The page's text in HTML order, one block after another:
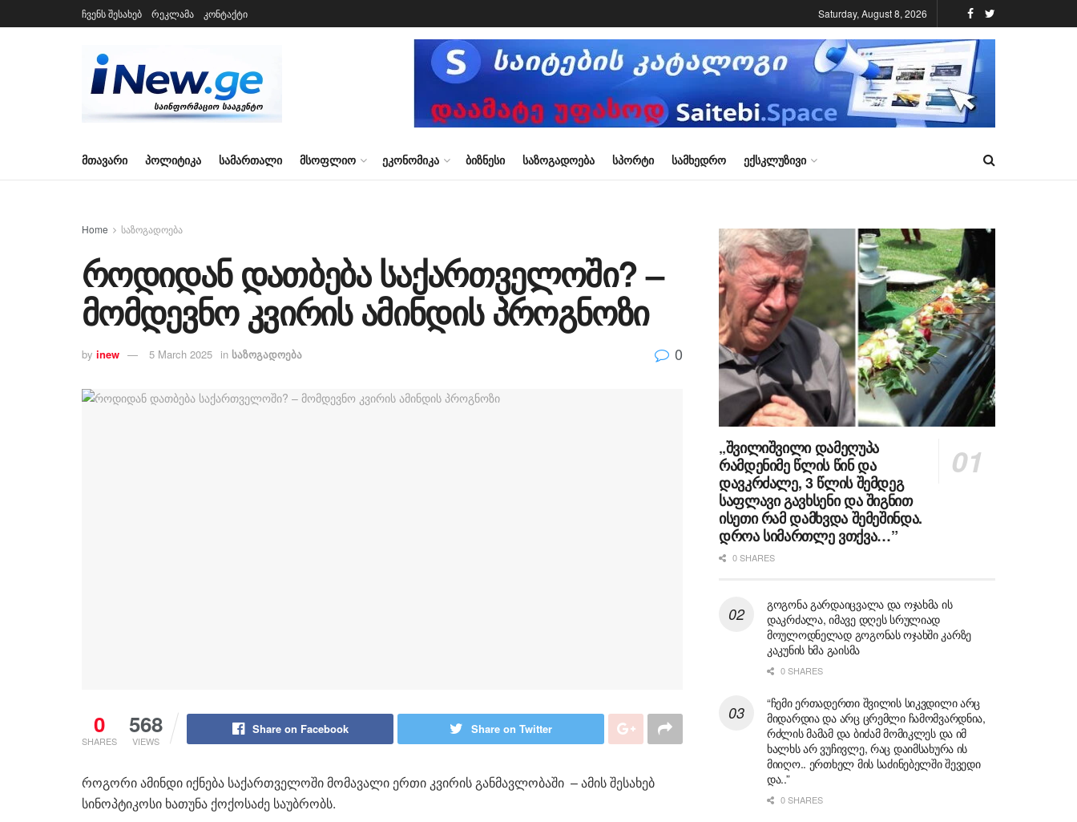
ჩვენს შესახებ რეკლამა კონტაქტი Saturday, August 8, 2026
ᲛᲗᲐᲕᲐᲠᲘ ᲞᲝᲚᲘᲢᲘᲙᲐ ᲡᲐᲛᲐᲠᲗᲐᲚᲘ ᲛᲡᲝᲤᲚᲘᲝ ᲔᲙᲝᲜᲝᲛᲘᲙᲐ ᲑᲘᲖᲜᲔᲡᲘ ᲡᲐᲖᲝᲒᲐᲓᲝᲔᲑᲐ ᲡᲞᲝᲠᲢᲘ ᲡᲐᲛᲮᲔᲓᲠᲝ ᲔᲥᲡᲙᲚᲣᲖᲘᲕᲘ
Home საზოგადოება
როდიდან დათბება საქართველოში? –
მომდევნო კვირის ამინდის პროგნოზი
by inew 5 March 2025 in საზოგადოება 0
0
SHARES
568
VIEWS
Share on Facebook Share on Twitter
როგორი ამინდი იქნება საქართველოში მომავალი ერთი კვირის განმავლობაში – ამის შესახებ
სინოპტიკოსი ხათუნა ქოქოსაძე საუბრობს.
„შვილიშვილი დამეღუპა
რამდენიმე წლის წინ და
დავკრძალე, 3 წლის შემდეგ
საფლავი გავხსენი და შიგნით
ისეთი რამ დამხვდა შემეშინდა.
დროა სიმართლე ვთქვა…”
0 SHARES
გოგონა გარდაიცვალა და ოჯახმა ის
დაკრძალა, იმავე დღეს სრულიად
მოულოდნელად გოგონას ოჯახში კარზე
კაკუნის ხმა გაისმა
0 SHARES
“ჩემი ერთადერთი შვილის სიკვდილი არც
მიდარდია და არც ცრემლი ჩამომვარდნია,
რძლის მამამ და ბიძამ მომიკლეს და იმ
ხალხს არ ვუჩივლე, რაც დაიმსახურა ის
მიიღო.. ერთხელ მის საძინებელში შევედი
და..”
0 SHARES